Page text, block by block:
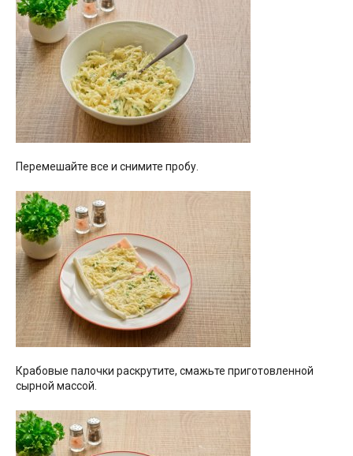
Перемешайте все и снимите пробу.
Крабовые палочки раскрутите, смажьте приготовленной
сырной массой.